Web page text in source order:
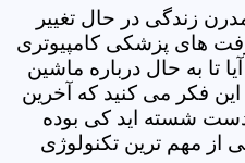
زندگی در حال تغییر
های پزشکی کامپیوتری
تا به حال درباره ماشین
فکر می کنید که آخرین
دست شسته اید کی بوده
مهم ترین تکنولوژی